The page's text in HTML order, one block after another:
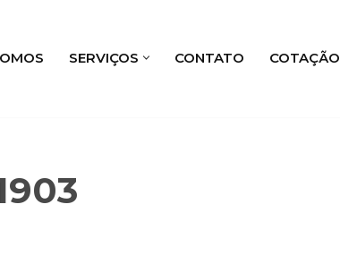
SERVIÇOS CONTATO COTAÇÃO